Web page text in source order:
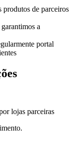
produtos de parceiros
a
portal
lojas parceiras